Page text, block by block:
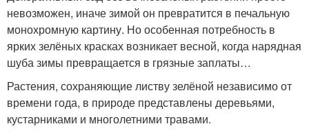
невозможен, иначе зимой он превратится в печальную
монохромную картину. Но особенная потребность в
ярких зелёных красках возникает весной, когда нарядная
шуба зимы превращается в грязные заплаты…
Растения, сохраняющие листву зелёной независимо от
времени года, в природе представлены деревьями,
кустарниками и многолетними травами.